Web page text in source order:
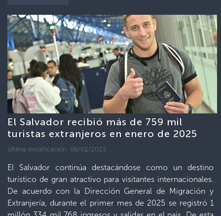
El Salvador recibió más de 759 mil
turistas extranjeros en enero de 2025
Última modificación: 06/02/2025
El Salvador continúa destacándose como un destino
turístico de gran atractivo para visitantes internacionales.
De acuerdo con la Dirección General de Migración y
Extranjería, durante el primer mes de 2025 se registró 1